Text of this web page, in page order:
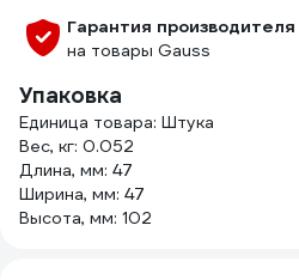
Гарантия
на товары Gauss
Упаковка
Единица товара: Штука
Вес, кг: 0.052
Длина, мм: 47
Ширина, мм: 47
Высота, мм: 102